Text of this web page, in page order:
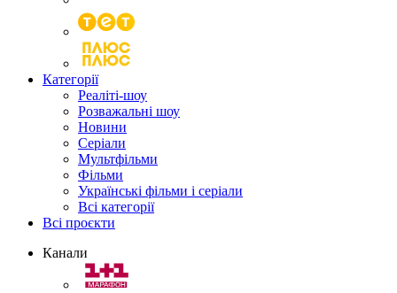
Категорії
Реаліті-шоу
Розважальні шоу
Новини
Серіали
Мультфільми
Фільми
Українські фільми і серіали
Всі категорії
Всі проєкти
Канали